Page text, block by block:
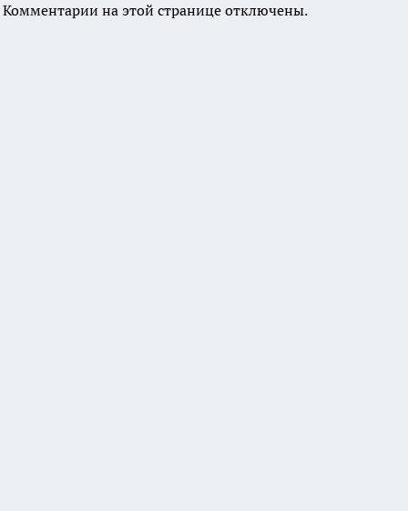
Комментарии на этой странице отключены.